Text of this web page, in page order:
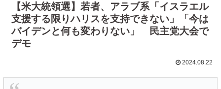
【米大統領選】若者、アラブ系「イスラエル
支援する限りハリスを支持できない」「今は
バイデンと何も変わりない」 民主党大会で
デモ
2024.08.22